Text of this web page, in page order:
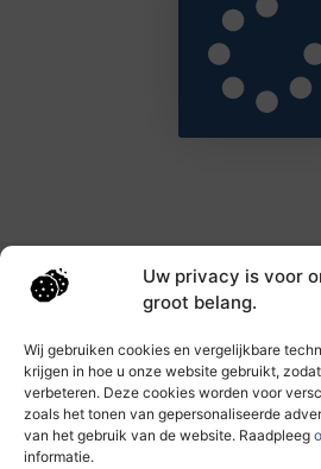
Uw privacy is voor
groot belang.
Wij gebruiken cookies en vergelijkbare
krijgen in hoe u onze website gebruikt,
verbeteren. Deze cookies worden voor
zoals het tonen van gepersonaliseerde
van het gebruik van de website. Raadpleeg
informatie.
Main Links
Dagelijks nieuwe
Artikelen vol kennis, inspiratie en